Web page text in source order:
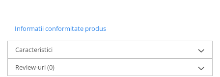
Informatii conformitate produs
Caracteristici
Review-uri(0)